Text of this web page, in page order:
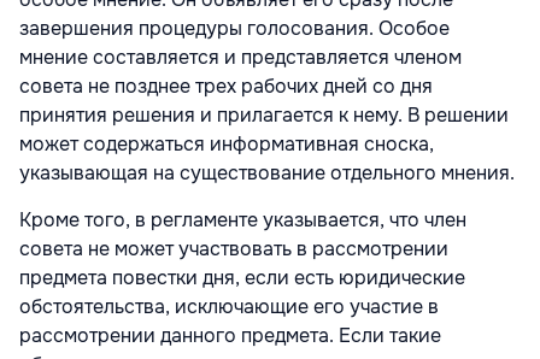
завершения процедуры голосования. Особое
мнение составляется и представляется членом
совета не позднее трех рабочих дней со дня
принятия решения и прилагается к нему. В решении
может содержаться информативная сноска,
указывающая на существование отдельного мнения.
Кроме того, в регламенте указывается, что член
совета не может участвовать в рассмотрении
предмета повестки дня, если есть юридические
обстоятельства, исключающие его участие в
рассмотрении данного предмета. Если такие